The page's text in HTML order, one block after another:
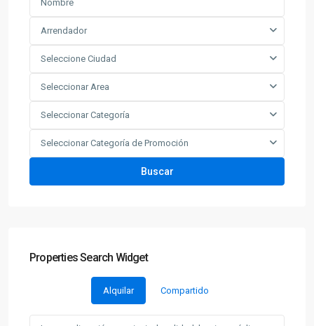
Arrendador
Seleccione Ciudad
Seleccionar Area
Seleccionar Categoría
Seleccionar Categoría de Promoción
Buscar
Properties Search Widget
Alquilar Compartido